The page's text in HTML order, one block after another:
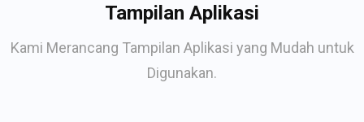
Tampilan Aplikasi
Kami Merancang Tampilan Aplikasi yang Mudah untuk
Digunakan.